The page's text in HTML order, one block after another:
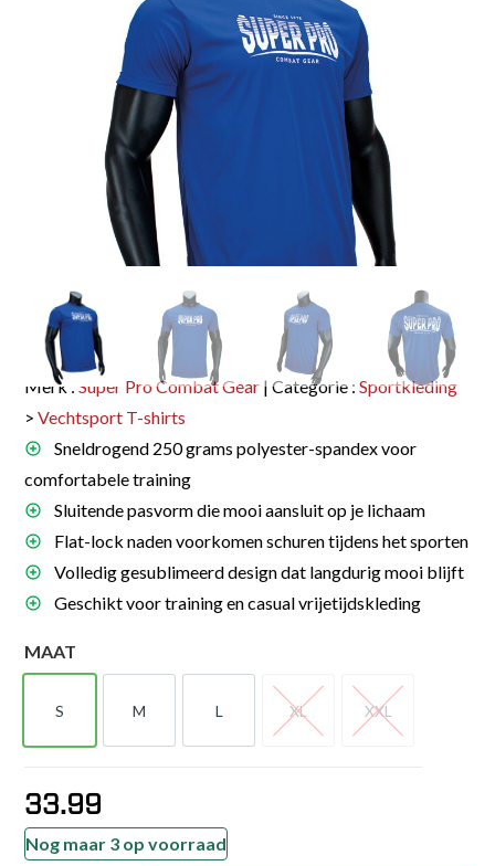
Merk :Super Pro Combat Gear | Categorie :Sportkleding
>Vechtsport T-shirts
Sneldrogend 250 grams polyester-spandex voor
comfortabele training
Sluitende pasvorm die mooi aansluit op je lichaam
Flat-lock naden voorkomen schuren tijdens het sporten
Volledig gesublimeerd design dat langdurig mooi blijft
Geschikt voor training en casual vrijetijdskleding
MAAT
S
S
M
M
L
L
XL
XL
XXL
XXL
33.99
Nog maar 3 op voorraad